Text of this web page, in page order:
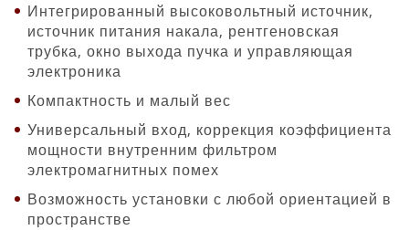
Интегрированный высоковольтный источник,
источник питания накала, рентгеновская
трубка, окно выхода пучка и управляющая
электроника
Компактность и малый вес
Универсальный вход, коррекция коэффициента
мощности внутренним фильтром
электромагнитных помех
Возможность установки с любой ориентацией в
пространстве